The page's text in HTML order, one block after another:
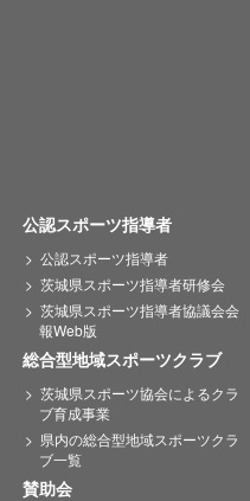
公認スポーツ指導者
公認スポーツ指導者
茨城県スポーツ指導者研修会
茨城県スポーツ指導者協議会会
報Web版
総合型地域スポーツクラブ
茨城県スポーツ協会によるクラ
ブ育成事業
県内の総合型地域スポーツクラ
ブ一覧
賛助会